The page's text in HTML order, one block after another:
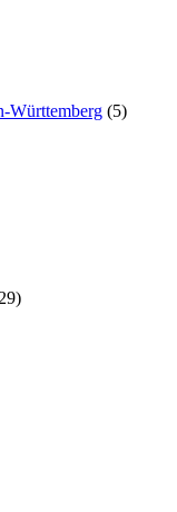
Württemberg (5)